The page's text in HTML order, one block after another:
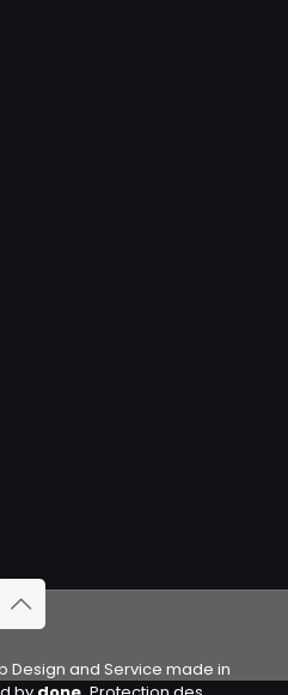
Design and Service made in